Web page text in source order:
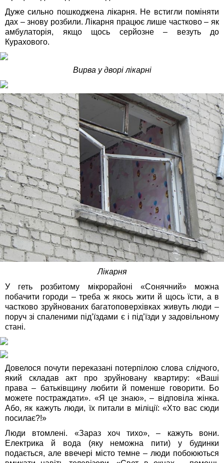
Дуже сильно пошкоджена лікарня. Не встигли поміняти
дах – знову розбили. Лікарня працює лише частково – як
амбулаторія, якщо щось серйозне – везуть до
Курахового.
Вирва у дворі лікарні
Лікарня
У геть розбитому мікрорайоні «Сонячний» можна
побачити городи – треба ж якось жити й щось їсти, а в
частково зруйнованих багатоповерхівках живуть люди –
поруч зі спаленими під’їздами є і під’їзди у задовільному
стані.
Довелося почути переказані потерпілою слова слідчого,
який складав акт про зруйновану квартиру: «Ваші
права – батьківщину любити й поменше говорити. Бо
можете постраждати». «Я це знаю», – відповіла жінка.
Або, як кажуть люди, їх питали в міліції: «Хто вас сюди
посилає?!»
Люди втомлені. «Зараз хоч тихо», – кажуть вони.
Електрика й вода (яку неможна пити) у будинки
подається, але ввечері місто темне – люди побоюються